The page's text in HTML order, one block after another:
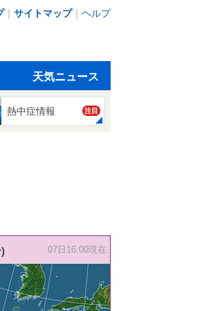
｜ サイトマップ｜ ヘルプ
天気ニュース
熱中症情報 注目
07日16:00現在